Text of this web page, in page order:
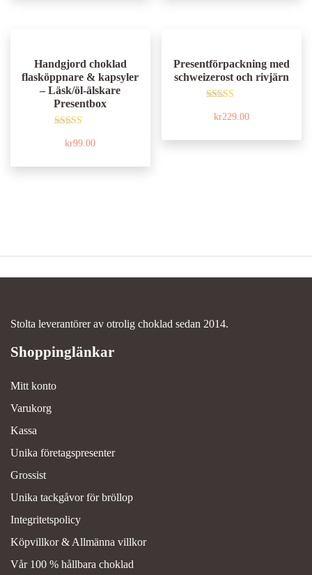
Handgjord choklad
flasköppnare & kapsyler
– Läsk/öl-älskare
Presentbox
5.00
kr99.00
Presentförpackning med
schweizerost och rivjärn
5.00
kr229.00
Stolta leverantörer av otrolig choklad sedan 2014.
Mitt konto
Varukorg
Kassa
Unika företagspresenter
Grossist
Unika tackgåvor för bröllop
Integritetspolicy
Köpvillkor & Allmänna villkor
Vår 100 % hållbara choklad